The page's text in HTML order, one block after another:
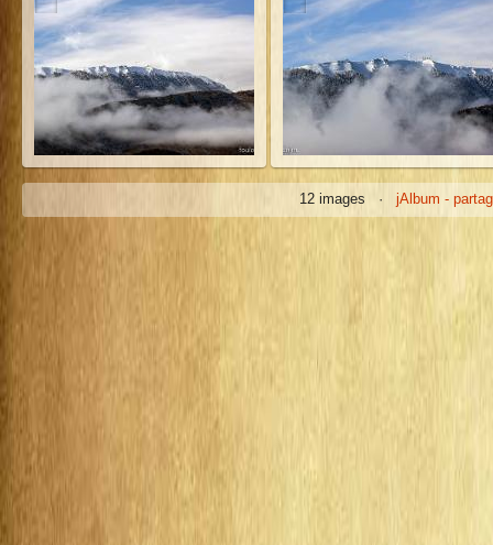
12 images · jAlbum -